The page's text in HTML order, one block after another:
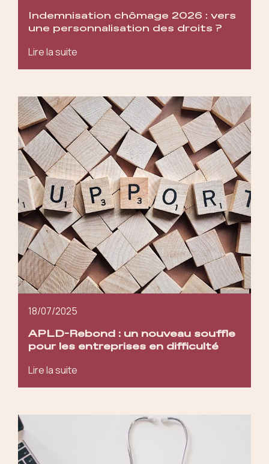
Indemnisation chômage 2026 : vers
une personnalisation des droits ?
Lire la suite
18/07/2025
APLD-Rebond : un nouveau souffle
pour les entreprises en difficulté
Lire la suite